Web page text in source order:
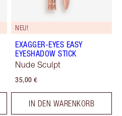
NEU!
EXAGGER-EYES EASY
EYESHADOW STICK
Nude Sculpt
35,00 €
IN DEN WARENKORB